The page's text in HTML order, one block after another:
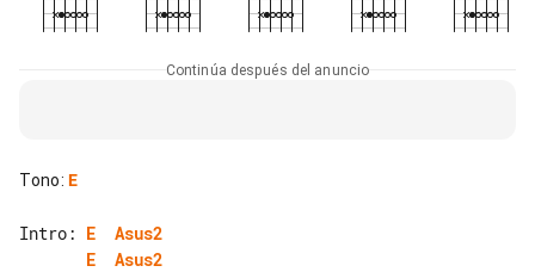
Continúa después del anuncio
Tono: E
Intro: E
Asus2
E
Asus2